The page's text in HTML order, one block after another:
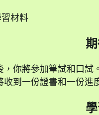
材料
，你將參加筆試和口試
收到一份證書和一份進